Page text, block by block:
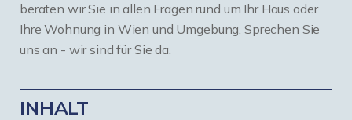
beraten wir Sie in allen Fragen rund um Ihr Haus oder
Ihre Wohnung in Wien und Umgebung. Sprechen Sie
uns an - wir sind für Sie da.
INHALT